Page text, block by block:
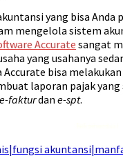
yang bisa Anda
mengelola sistem
Accurate sangat
yang usahanya
Accurate bisa
laporan pajak yang
e-fakturdan e-spt.